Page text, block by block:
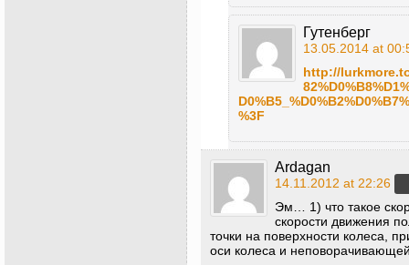
Гутенберг
13.05.2014 at
http://
%3F
Ardagan
14.11.2012 at 22:26
Эм… 1) что такое
скорости движения
точки на поверхности колеса,
оси колеса и